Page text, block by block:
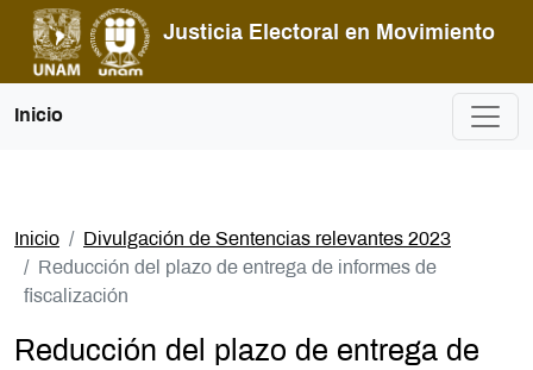
Justicia Electoral en Movimiento
Inicio
Inicio
Divulgación de Sentencias relevantes 2023
Reducción del plazo de entrega de informes de
fiscalización
Reducción del plazo de entrega de